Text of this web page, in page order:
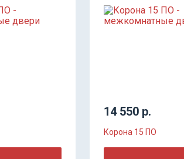
14 550 р.
Корона 15 ПО